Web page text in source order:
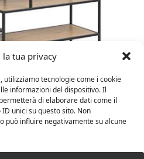
la tua privacy
tecnologie come i cookie
informazioni del dispositivo. Il
di elaborare dati come il
unici su questo sito. Non
può influire negativamente su alcune
35 x 114 x 78 cm
precedenza